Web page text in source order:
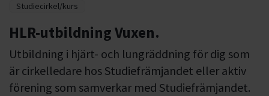
Studiecirkel/kurs
HLR-utbildning Vuxen.
Utbildning i hjärt- och lungräddning för dig som
är cirkelledare hos Studiefrämjandet eller aktiv
förening som samverkar med Studiefrämjandet.